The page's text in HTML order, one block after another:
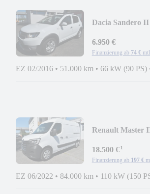
Dacia Sandero
6.950 €
Finanzierung ab 74 € mtl.
EZ 02/2016 • 51.000 km • 66 kW (90 PS)
Renault Master
18.500 €¹
Finanzierung ab 197 €
EZ 06/2022 • 84.000 km • 110 kW (150